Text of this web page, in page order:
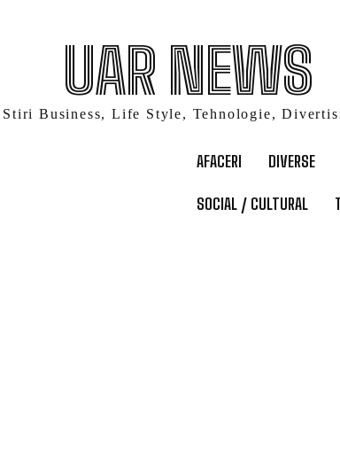
UAR NEWS
Stiri Business, Life Style, Tehnologie,
AFACERI DIVERSE
SOCIAL / CULTURAL